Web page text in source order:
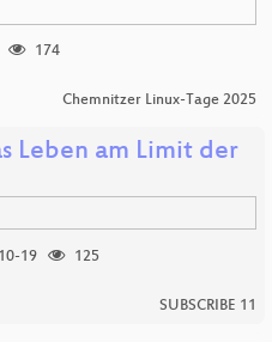
174
Chemnitzer Linux-Tage 2025
Leben am Limit der
19
125
SUBSCRIBE 11